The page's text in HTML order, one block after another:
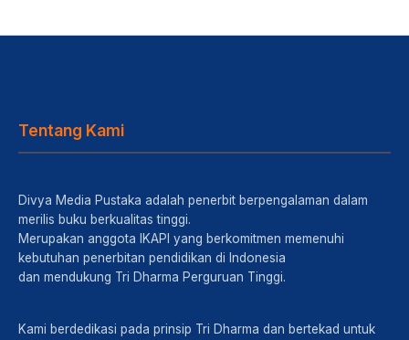
Tentang Kami
Divya Media Pustaka adalah penerbit berpengalaman dalam
merilis buku berkualitas tinggi.
Merupakan anggota IKAPI yang berkomitmen memenuhi
kebutuhan penerbitan pendidikan di Indonesia
dan mendukung Tri Dharma Perguruan Tinggi.
Kami berdedikasi pada prinsip Tri Dharma dan bertekad untuk